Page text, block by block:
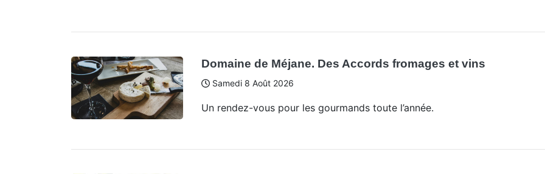
Domaine de Méjane. Des Accords fromages et vins
Samedi 8 Août 2026
Un rendez-vous pour les gourmands toute l’année.